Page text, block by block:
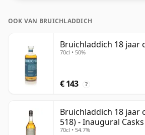
OOK VAN BRUICHLADDICH
Bruichladdich 18 jaar
70cl • 50%
€ 143 ?
Bruichladdich 18 jaar
518) - Inaugural Casks
70cl • 54.7%